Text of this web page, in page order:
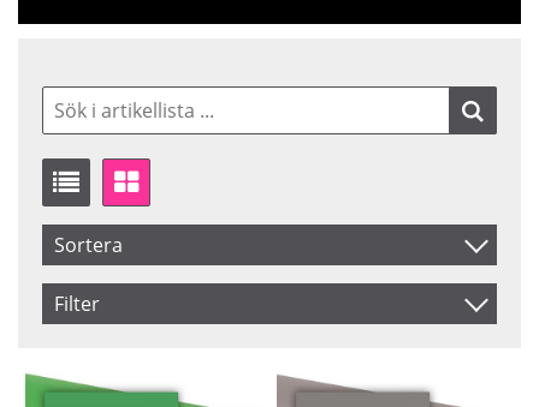
Sortera
Artikelkod
Inkl. Moms
Filter
Black
Colorama